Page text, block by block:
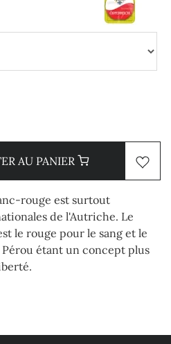
AU PANIER
rouge est surtout
de l'Autriche. Le
le rouge pour le sang et le
étant un concept plus